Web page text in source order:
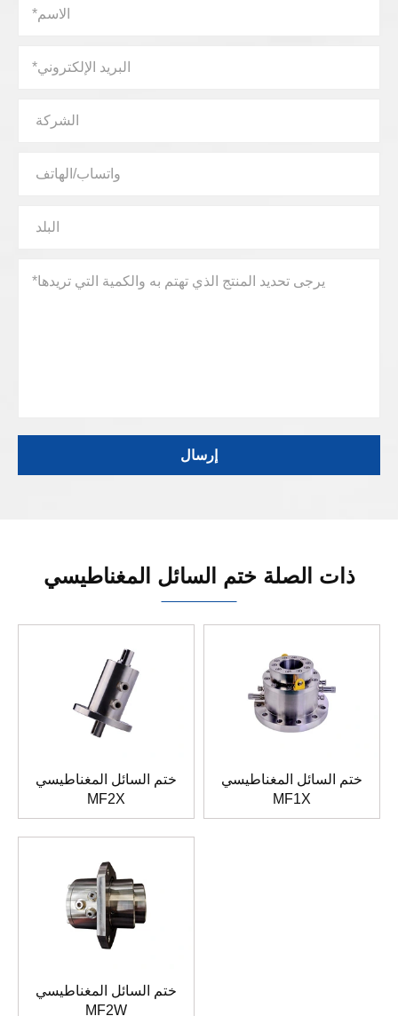
ذات الصلة ختم السائل المغناطيسي
ختم السائل المغناطيسي
MF2X
ختم السائل المغناطيسي
MF1X
ختم السائل المغناطيسي
MF2W